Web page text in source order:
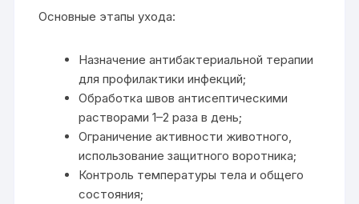
Основные этапы ухода:
Назначение антибактериальной терапии
для профилактики инфекций;
Обработка швов антисептическими
растворами 1–2 раза в день;
Ограничение активности животного,
использование защитного воротника;
Контроль температуры тела и общего
состояния;